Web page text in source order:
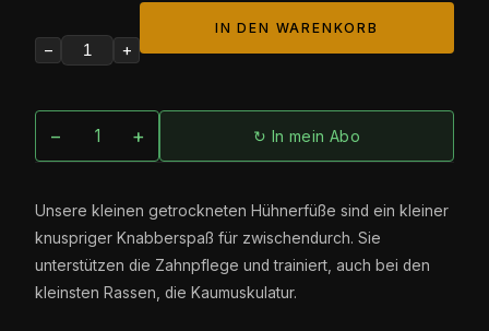
− +
IN DEN WARENKORB
− + ↻ In mein Abo
Unsere kleinen getrockneten Hühnerfüße sind ein kleiner
knuspriger Knabberspaß für zwischendurch. Sie
unterstützen die Zahnpflege und trainiert, auch bei den
kleinsten Rassen, die Kaumuskulatur.